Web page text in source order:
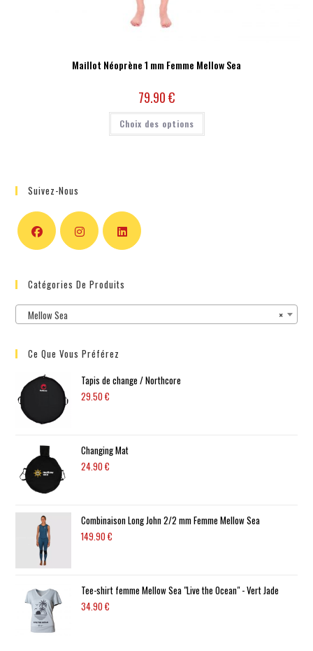
Maillot Néoprène 1 mm Femme Mellow Sea
79.90€
Choix des options
Suivez-Nous
Catégories De Produits
×
Mellow Sea
Ce Que Vous Préférez
Tapis de change / Northcore
29.50€
Changing Mat
24.90€
Combinaison Long John 2/2 mm Femme Mellow Sea
149.90€
Tee-shirt femme Mellow Sea "Live the Ocean" - Vert Jade
34.90€